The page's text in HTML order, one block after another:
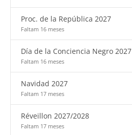
Proc. de la República 2027
Faltam 16 meses
Día de la Conciencia Negro 2027
Faltam 16 meses
Navidad 2027
Faltam 17 meses
Réveillon 2027/2028
Faltam 17 meses